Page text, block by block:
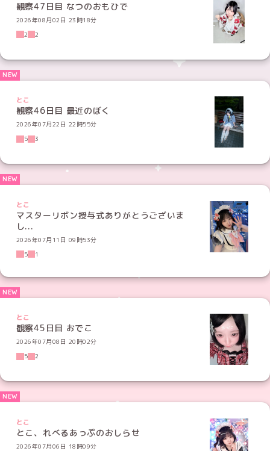
観察47日目 なつのおもひで
2026年08月02日 23時18分
2
2
とこ
観察46日目 最近のぼく
2026年07月22日 22時55分
5
3
とこ
マスターリボン授与式ありがとうございま
し...
2026年07月11日 09時53分
5
1
とこ
観察45日目 おでこ
2026年07月08日 20時02分
5
2
とこ
とこ、れべるあっぷのおしらせ
2026年07月06日 18時09分